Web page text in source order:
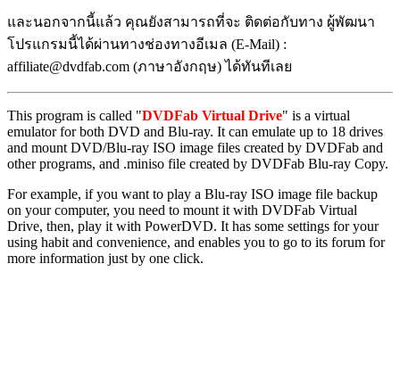
และนอกจากนี้แล้ว คุณยังสามารถที่จะ ติดต่อกับทาง ผู้พัฒนา
โปรแกรมนี้ได้ผ่านทางช่องทางอีเมล (E-Mail) :
affiliate@dvdfab.com (ภาษาอังกฤษ) ได้ทันทีเลย
This program is called "DVDFab Virtual Drive" is a virtual
emulator for both DVD and Blu-ray. It can emulate up to 18 drives
and mount DVD/Blu-ray ISO image files created by DVDFab and
other programs, and .miniso file created by DVDFab Blu-ray Copy.
For example, if you want to play a Blu-ray ISO image file backup
on your computer, you need to mount it with DVDFab Virtual
Drive, then, play it with PowerDVD. It has some settings for your
using habit and convenience, and enables you to go to its forum for
more information just by one click.